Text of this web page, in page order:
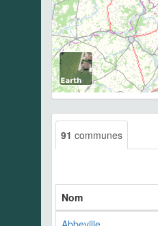
91 communes
Nom